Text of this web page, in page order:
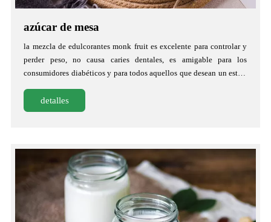
azúcar de mesa
la mezcla de edulcorantes monk fruit es excelente para controlar y
perder peso, no causa caries dentales, es amigable para los
consumidores diabéticos y para todos aquellos que desean un estilo
detalles